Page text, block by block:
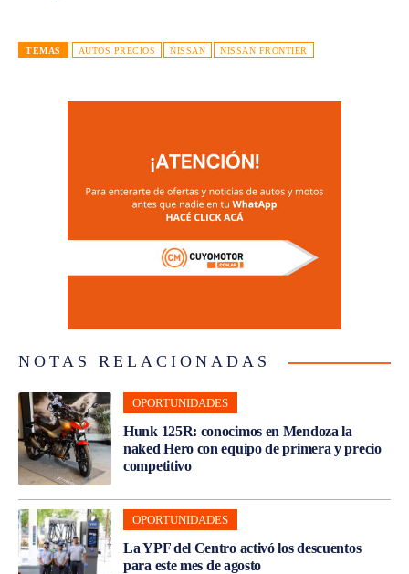
TEMAS AUTOS PRECIOS NISSAN NISSAN FRONTIER
NOTAS RELACIONADAS
OPORTUNIDADES
Hunk 125R: conocimos en Mendoza la
naked Hero con equipo de primera y precio
competitivo
OPORTUNIDADES
La YPF del Centro activó los descuentos
para este mes de agosto